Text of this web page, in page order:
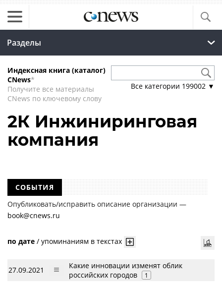
Разделы
Индексная книга (каталог)
CNews*
Получите все материалы
CNews по ключевому слову
Все категории 199002 ▼
2К Инжиниринговая
компания
СОБЫТИЯ
Опубликовать/исправить описание организации —
book@cnews.ru
по дате / упоминаниям в текстах
27.09.2021
Какие инновации изменят облик
российских городов
1